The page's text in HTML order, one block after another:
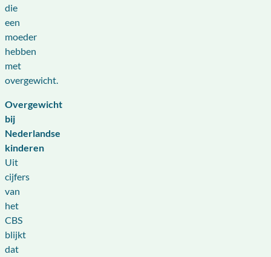
die
een
moeder
hebben
met
overgewicht.
Overgewicht
bij
Nederlandse
kinderen
Uit
cijfers
van
het
CBS
blijkt
dat